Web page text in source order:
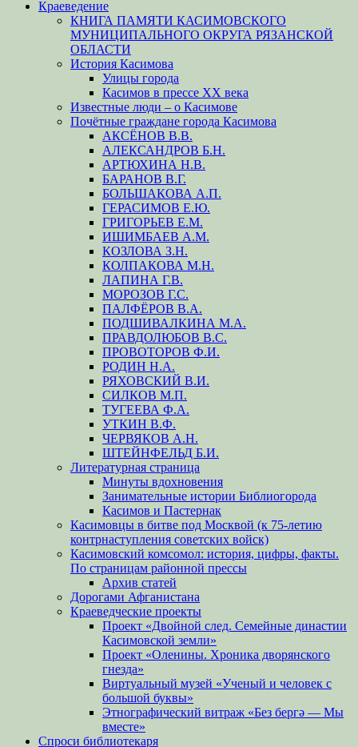
Краеведение
КНИГА ПАМЯТИ КАСИМОВСКОГО
МУНИЦИПАЛЬНОГО ОКРУГА РЯЗАНСКОЙ
ОБЛАСТИ
История Касимова
Улицы города
Касимов в прессе XX века
Известные люди – о Касимове
Почётные граждане города Касимова
АКСЁНОВ В.В.
АЛЕКСАНДРОВ Б.Н.
АРТЮХИНА Н.В.
БАРАНОВ В.Г.
БОЛЬШАКОВА А.П.
ГЕРАСИМОВ Е.Ю.
ГРИГОРЬЕВ Е.М.
ИШИМБАЕВ А.М.
КОЗЛОВА З.Н.
КОЛПАКОВА М.Н.
ЛАПИНА Г.В.
МОРОЗОВ Г.С.
ПАЛФЁРОВ В.А.
ПОДШИВАЛКИНА М.А.
ПРАВДОЛЮБОВ В.С.
ПРОВОТОРОВ Ф.И.
РОДИН Н.А.
РЯХОВСКИЙ В.И.
СИЛКОВ М.П.
ТУГЕЕВА Ф.А.
УТКИН В.Ф.
ЧЕРВЯКОВ А.Н.
ШТЕЙНФЕЛЬД Б.И.
Литературная страница
Минуты вдохновения
Занимательные истории Библиогорода
Касимов и Пастернак
Касимовцы в битве под Москвой (к 75-летию
контрнаступления советских войск)
Касимовский комсомол: история, цифры, факты.
По страницам районной прессы
Архив статей
Дорогами Афганистана
Краеведческие проекты
Проект «Двойной след. Семейные династии
Касимовской земли»
Проект «Оленины. Хроника дворянского
гнезда»
Виртуальный музей «Ученый и человек с
большой буквы»
Этнографический витраж «Без бергə — Мы
вместе»
Спроси библиотекаря